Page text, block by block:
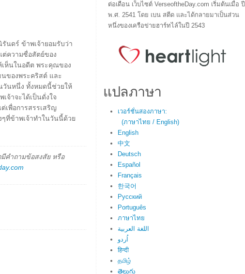
นดร์ ข้าพเจ้ายอมรับว่า
ต่ความซื่อสัตย์ของ
เห็นในอดีต พระคุณของ
ของพระคริสต์ และ
วันหนึ่ง ทั้งหมดนี้ช่วยให้
จ้าจะได้เป็นดั่งใจ
เพื่อการสรรเสริญ
ๆที่ข้าพเจ้าทำในวันนี้ด้วย
คำถามข้อสงสัย หรือ
ต่อเดือน เว็บไซต์ VerseoftheDay.com เริ่มต้นเมื่อ ปี
พ.ศ. 2541 โดย เบน สตีด และได้กลายมาเป็นส่วน
หนึ่งของเครือข่ายฮาร์ทไล์ในปี 2543
แปลภาษา
เวอร์ชั่นสองภาษา:
(ภาษาไทย / English)
English
中文
Deutsch
Español
Français
한국어
Русский
Português
ภาษาไทย
اللغة العربية
اُردو
हिन्दी
தமிழ்
తెలుగు